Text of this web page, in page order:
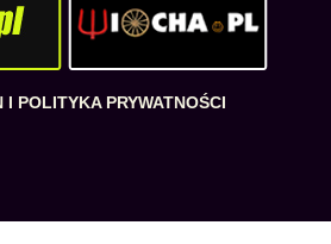
I POLITYKA PRYWATNOŚCI